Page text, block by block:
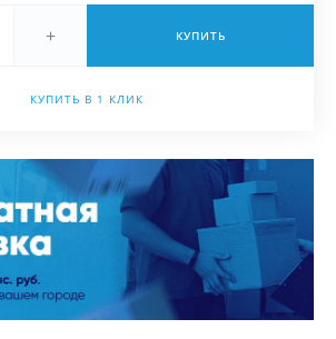
+ КУПИТЬ
КУПИТЬ В 1 КЛИК